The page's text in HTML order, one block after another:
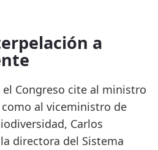
a
Congreso cite al ministro
al viceministro de
Carlos
directora del Sistema